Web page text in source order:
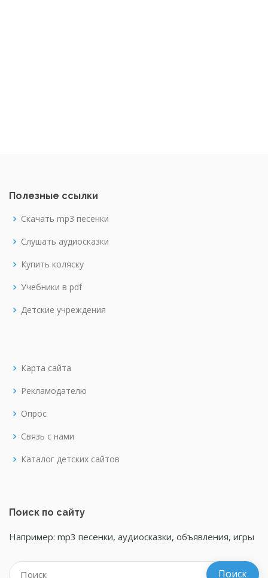
Полезные ссылки
Скачать mp3 песенки
Слушать аудиосказки
Купить коляску
Учебники в pdf
Детские учреждения
Карта сайта
Рекламодателю
Опрос
Связь с нами
Каталог детских сайтов
Поиск по сайту
Например: mp3 песенки, аудиосказки, объявления, игры